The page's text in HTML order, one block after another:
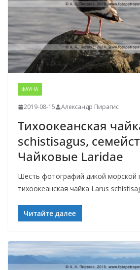
ФАУНА
2019-08-15 Александр Пирагис
Тихоокеанская
schistisagus,
Чайковые Laridae
Шесть фотографий дикой морской
тихоокеанская чайка Larus
Читайте далее